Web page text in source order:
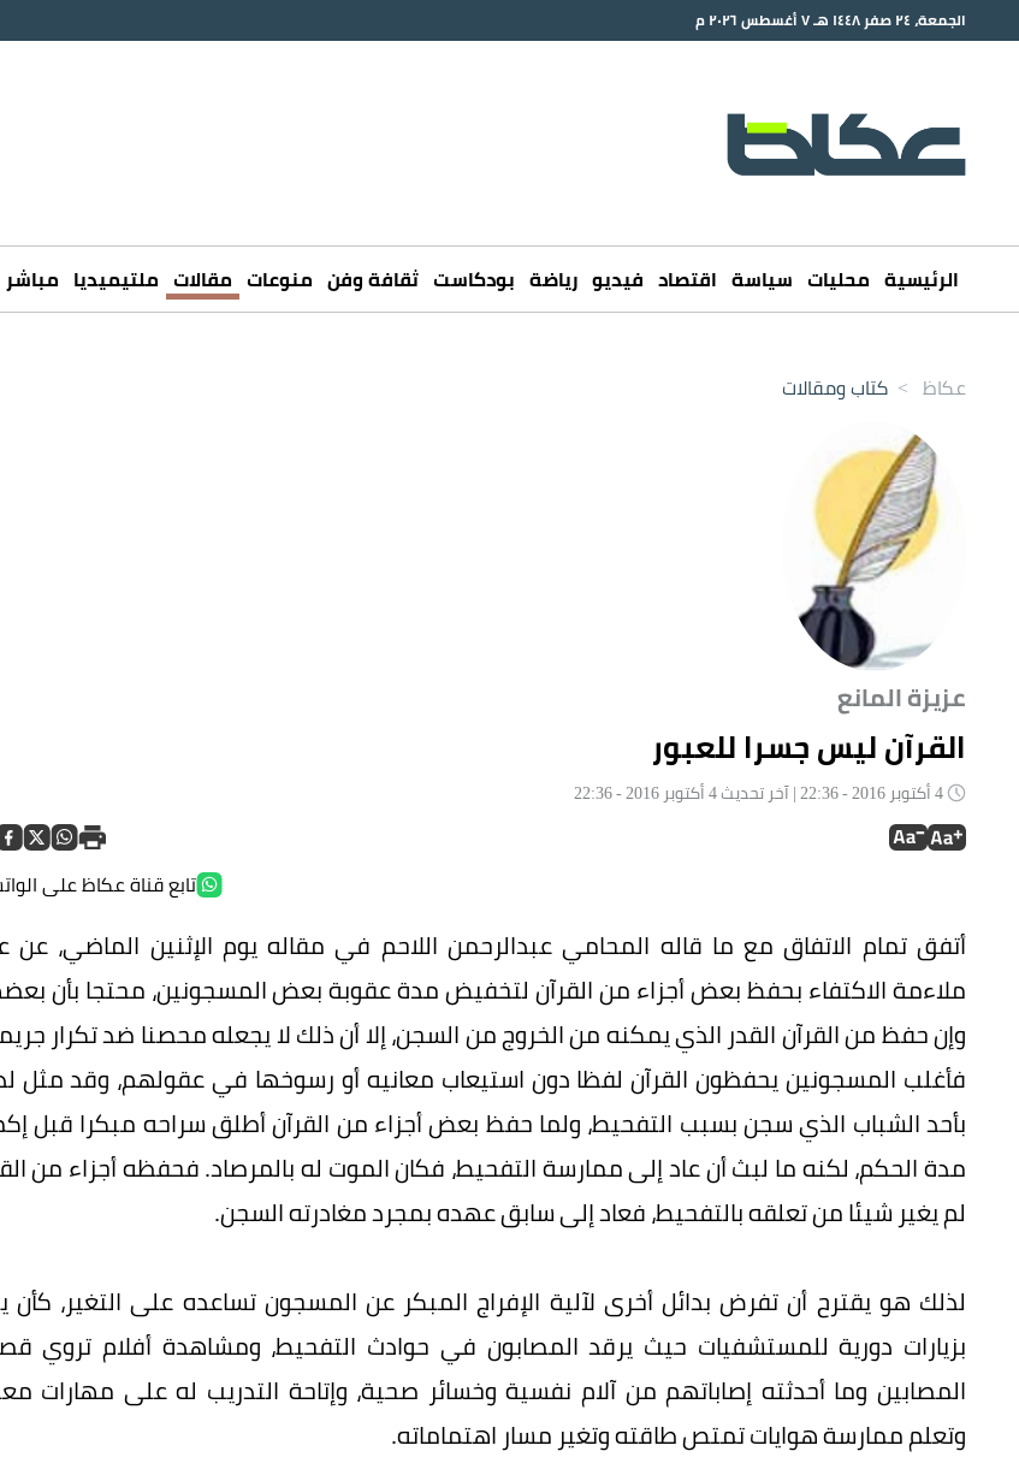
الجمعة، ٢٤ صفر ١٤٤٨ هـ ٧ أغسطس ٢٠٢٦ م
الرئيسية محليات سياسة اقتصاد فيديو رياضة بودكاست ثقافة وفن منوعات مقالات ملتيميديا مباشر
عكاظ > كتاب ومقالات
عزيزة المانع
القرآن ليس جسرا للعبور
تابع قناة عكاظ على
أتفق تمام الاتفاق مع ما قاله المحامي عبدالرحمن اللاحم في مقاله يوم الإثنين الماضي، عن
ملاءمة الاكتفاء بحفظ بعض أجزاء من القرآن لتخفيض مدة عقوبة بعض المسجونين، محتجا بأن
وإن حفظ من القرآن القدر الذي يمكنه من الخروج من السجن، إلا أن ذلك لا يجعله محصنا ضد تكرار
فأغلب المسجونين يحفظون القرآن لفظا دون استيعاب معانيه أو رسوخها في عقولهم، وقد مثل
بأحد الشباب الذي سجن بسبب التفحيط، ولما حفظ بعض أجزاء من القرآن أطلق سراحه مبكرا قبل
مدة الحكم، لكنه ما لبث أن عاد إلى ممارسة التفحيط، فكان الموت له بالمرصاد. فحفظه أجزاء من
لم يغير شيئا من تعلقه بالتفحيط، فعاد إلى سابق عهده بمجرد مغادرته السجن.
لذلك هو يقترح أن تفرض بدائل أخرى لآلية الإفراج المبكر عن المسجون تساعده على التغير، كأن
بزيارات دورية للمستشفيات حيث يرقد المصابون في حوادث التفحيط، ومشاهدة أفلام تروي
المصابين وما أحدثته إصاباتهم من آلام نفسية وخسائر صحية، وإتاحة التدريب له على مهارات
وتعلم ممارسة هوايات تمتص طاقته وتغير مسار اهتماماته.